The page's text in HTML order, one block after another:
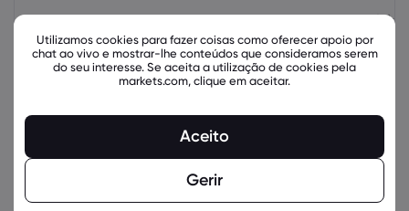
Ativo Venda Comprar Alteração (%):
Instrumentos relacionados
Utilizamos cookies para fazer coisas como oferecer apoio por
chat ao vivo e mostrar-lhe conteúdos que consideramos serem
do seu interesse. Se aceita a utilização de cookies pela
markets.com, clique em aceitar.
Aceito
Gerir